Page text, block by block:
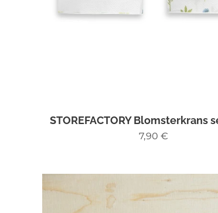
STOREFACTORY Blomsterkrans
7,90 €